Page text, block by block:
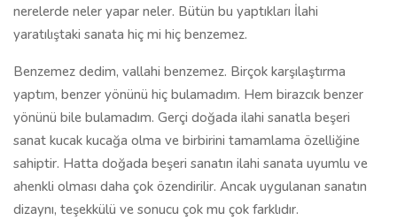
nerelerde neler yapar neler. Bütün bu yaptıkları İlahi
yaratılıştaki sanata hiç mi hiç benzemez.
Benzemez dedim, vallahi benzemez. Birçok karşılaştırma
yaptım, benzer yönünü hiç bulamadım. Hem birazcık benzer
yönünü bile bulamadım. Gerçi doğada ilahi sanatla beşeri
sanat kucak kucağa olma ve birbirini tamamlama özelliğine
sahiptir. Hatta doğada beşeri sanatın ilahi sanata uyumlu ve
ahenkli olması daha çok özendirilir. Ancak uygulanan sanatın
dizaynı, teşekkülü ve sonucu çok mu çok farklıdır.